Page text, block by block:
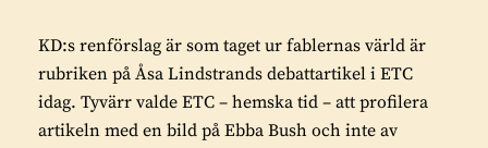
KD:s renförslag är som taget ur fablernas värld är
rubriken på Åsa Lindstrands debattartikel i ETC
idag. Tyvärr valde ETC – hemska tid – att profilera
artikeln med en bild på Ebba Bush och inte av